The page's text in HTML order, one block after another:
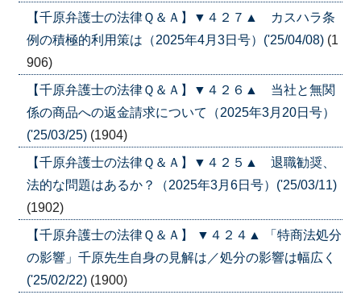
【千原弁護士の法律Ｑ＆Ａ】▼４２７▲ カスハラ条
例の積極的利用策は（2025年4月3日号）('25/04/08) (1
906)
【千原弁護士の法律Ｑ＆Ａ】▼４２６▲ 当社と無関
係の商品への返金請求について（2025年3月20日号）
('25/03/25) (1904)
【千原弁護士の法律Ｑ＆Ａ】▼４２５▲ 退職勧奨、
法的な問題はあるか？（2025年3月6日号）('25/03/11)
(1902)
【千原弁護士の法律Ｑ＆Ａ】 ▼４２４▲ 「特商法処分
の影響」千原先生自身の見解は／処分の影響は幅広く
('25/02/22) (1900)